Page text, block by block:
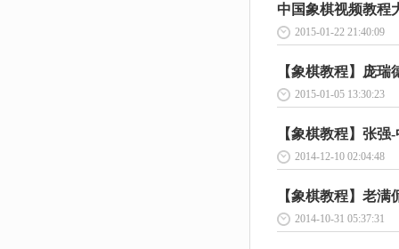
中国象棋视频教程
2015-01-22 21:40:09
【象棋教程】庞
2015-01-05 13:30:23
【象棋教程】张强
2014-12-10 02:04:48
【象棋教程】老满
2014-10-31 05:37:31